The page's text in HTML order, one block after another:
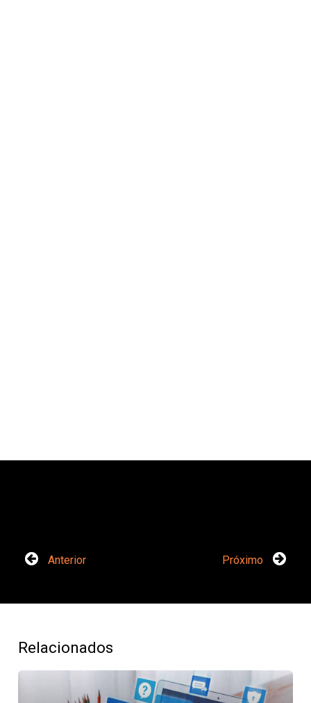
Anterior Próximo
Relacionados